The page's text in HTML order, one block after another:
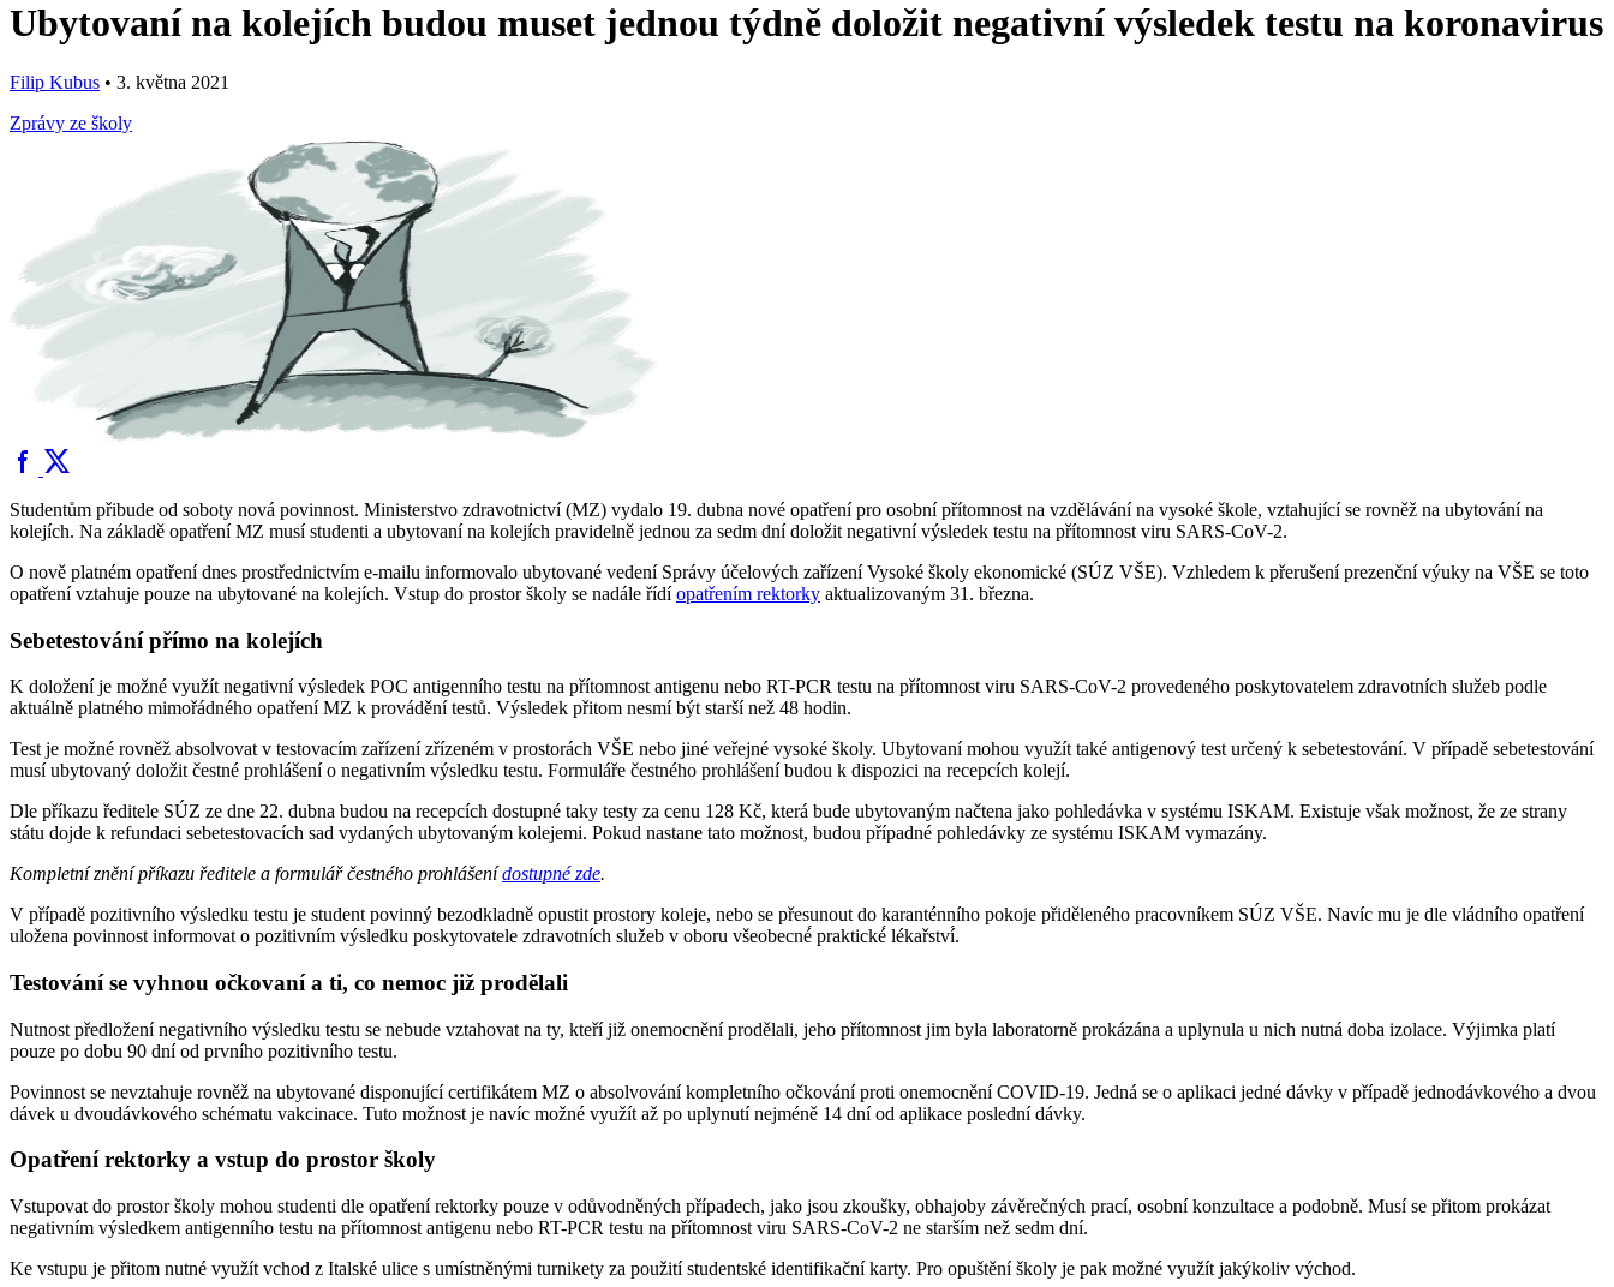
Ubytovaní na kolejích budou muset jednou týdně doložit negativní výsledek testu na koronavirus
Filip Kubus • 3. května 2021
Zprávy ze školy
Studentům přibude od soboty nová povinnost. Ministerstvo zdravotnictví (MZ) vydalo 19. dubna nové opatření pro osobní přítomnost na vzdělávání na vysoké škole, vztahující se rovněž na ubytování na
kolejích. Na základě opatření MZ musí studenti a ubytovaní na kolejích pravidelně jednou za sedm dní doložit negativní výsledek testu na přítomnost viru SARS-CoV-2.
O nově platném opatření dnes prostřednictvím e-mailu informovalo ubytované vedení Správy účelových zařízení Vysoké školy ekonomické (SÚZ VŠE). Vzhledem k přerušení prezenční výuky na VŠE se toto
opatření vztahuje pouze na ubytované na kolejích. Vstup do prostor školy se nadále řídíopatřením rektorky aktualizovaným 31. března.
Sebetestování přímo na kolejích
K doložení je možné využít negativní výsledek POC antigenního testu na přítomnost antigenu nebo RT-PCR testu na přítomnost viru SARS-CoV-2 provedeného poskytovatelem zdravotních služeb podle
aktuálně platného mimořádného opatření MZ k provádění testů. Výsledek přitom nesmí být starší než 48 hodin.
Test je možné rovněž absolvovat v testovacím zařízení zřízeném v prostorách VŠE nebo jiné veřejné vysoké školy. Ubytovaní mohou využít také antigenový test určený k sebetestování. V případě sebetestování
musí ubytovaný doložit čestné prohlášení o negativním výsledku testu. Formuláře čestného prohlášení budou k dispozici na recepcích kolejí.
Dle příkazu ředitele SÚZ ze dne 22. dubna budou na recepcích dostupné taky testy za cenu 128 Kč, která bude ubytovaným načtena jako pohledávka v systému ISKAM. Existuje však možnost, že ze strany
státu dojde k refundaci sebetestovacích sad vydaných ubytovaným kolejemi. Pokud nastane tato možnost, budou případné pohledávky ze systému ISKAM vymazány.
Kompletní znění příkazu ředitele a formulář čestného prohlášenídostupné zde.
V případě pozitivního výsledku testu je student povinný bezodkladně opustit prostory koleje, nebo se přesunout do karanténního pokoje přiděleného pracovníkem SÚZ VŠE. Navíc mu je dle vládního opatření
uložena povinnost informovat o pozitivním výsledku poskytovatele zdravotních služeb v oboru všeobecné́ praktické́ lékařství́.
Testování se vyhnou očkovaní a ti, co nemoc již prodělali
Nutnost předložení negativního výsledku testu se nebude vztahovat na ty, kteří již onemocnění prodělali, jeho přítomnost jim byla laboratorně prokázána a uplynula u nich nutná doba izolace. Výjimka platí
pouze po dobu 90 dní od prvního pozitivního testu.
Povinnost se nevztahuje rovněž na ubytované disponující certifikátem MZ o absolvování kompletního očkování proti onemocnění COVID-19. Jedná se o aplikaci jedné dávky v případě jednodávkového a dvou
dávek u dvoudávkového schématu vakcinace. Tuto možnost je navíc možné využít až po uplynutí nejméně 14 dní od aplikace poslední dávky.
Opatření rektorky a vstup do prostor školy
Vstupovat do prostor školy mohou studenti dle opatření rektorky pouze v odůvodněných případech, jako jsou zkoušky, obhajoby závěrečných prací, osobní konzultace a podobně. Musí se přitom prokázat
negativním výsledkem antigenního testu na přítomnost antigenu nebo RT-PCR testu na přítomnost viru SARS-CoV-2 ne starším než sedm dní.
Ke vstupu je přitom nutné využít vchod z Italské ulice s umístněnými turnikety za použití studentské identifikační karty. Pro opuštění školy je pak možné využít jakýkoliv východ.